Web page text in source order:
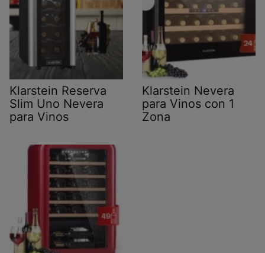
Klarstein Reserva
Slim Uno Nevera
para Vinos
Klarstein Nevera
para Vinos con 1
Zona